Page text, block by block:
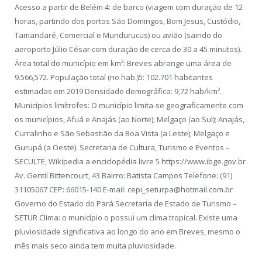
Acesso a partir de Belém 4: de barco (viagem com duração de 12
horas, partindo dos portos São Domingos, Bom Jesus, Custódio,
Tamandaré, Comercial e Mundurucus) ou avião (saindo do
aeroporto Júlio César com duração de cerca de 30 a 45 minutos).
Área total do município em km²: Breves abrange uma área de
9.566,572. População total (no hab.)5: 102.701 habitantes
estimadas em 2019 Densidade demográfica: 9,72 hab/km².
Municípios limítrofes: O município limita-se geograficamente com
os municípios, Afuá e Anajás (ao Norte); Melgaço (ao Sul); Anajás,
Curralinho e São Sebastião da Boa Vista (a Leste); Melgaço e
Gurupá (a Oeste). Secretaria de Cultura, Turismo e Eventos –
SECULTE, Wikipedia a enciclopédia livre 5 https://www.ibge.gov.br
Av. Gentil Bittencourt, 43 Bairro: Batista Campos Telefone: (91)
31105067 CEP: 66015-140 E-mail: cepi_seturpa@hotmail.com.br
Governo do Estado do Pará Secretaria de Estado de Turismo –
SETUR Clima: o município o possui um clima tropical. Existe uma
pluviosidade significativa ao longo do ano em Breves, mesmo o
mês mais seco ainda tem muita pluviosidade.